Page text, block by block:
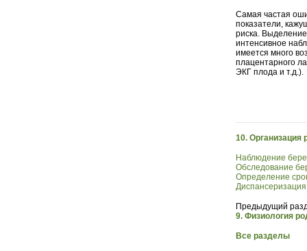
Самая частая
показатели,
риска.
интенсивное
имеется много
плацентарного
ЭКГ плода и т.д.).
10. Организация
Наблюдение
Обследование
Определение
Предыдущий
9. Физиология
Все разделы